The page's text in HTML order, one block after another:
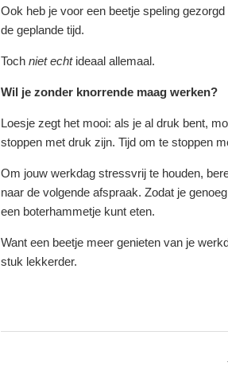
Ook heb je voor een beetje speling
de geplande tijd.
Tochniet echtideaal allemaal.
Wil je zonder knorrende maag werken?
Loesje zegt het mooi: als je al druk bent,
stoppen met druk zijn. Tijd om te stoppen
Om jouw werkdag stressvrij te houden,
naar de volgende afspraak. Zodat je
een boterhammetje kunt eten.
Want een beetje meer genieten van je
stuk lekkerder.